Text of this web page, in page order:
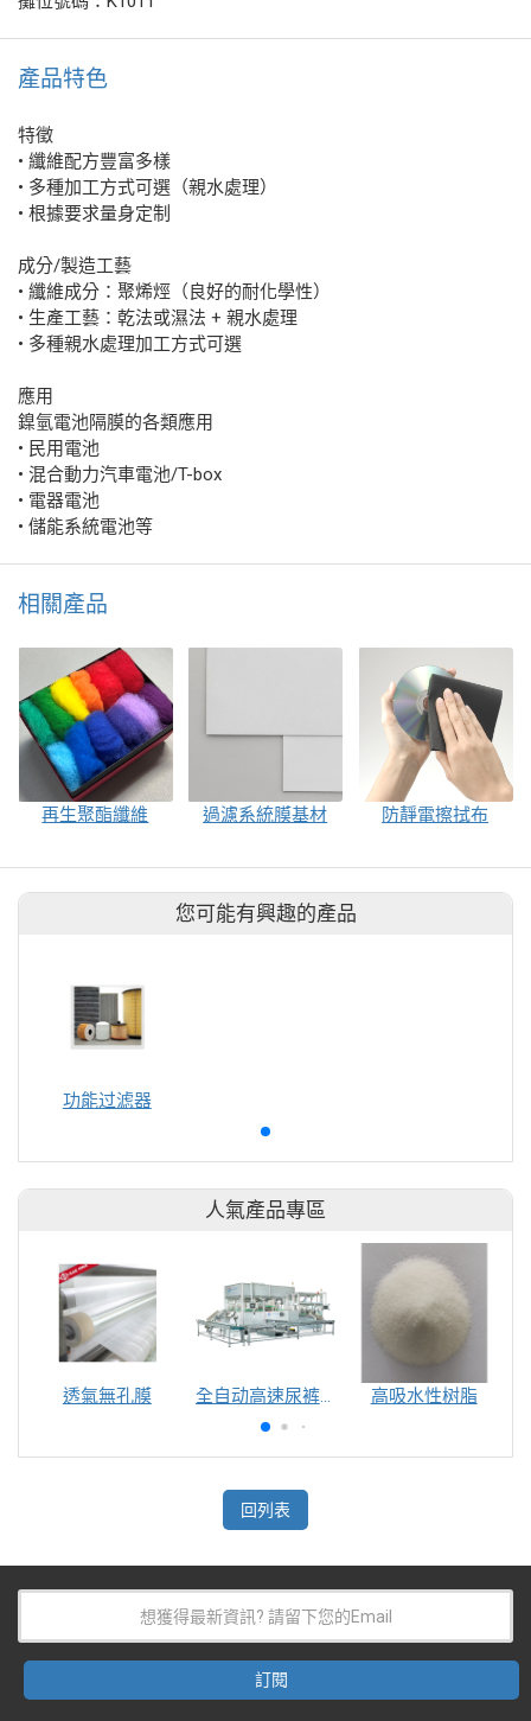
產品特色
特徵
• 纖維配方豐富多樣
• 多種加工方式可選（親水處理）
• 根據要求量身定制
成分/製造工藝
• 纖維成分：聚烯烴（良好的耐化學性）
• 生產工藝：乾法或濕法 + 親水處理
• 多種親水處理加工方式可選
應用
鎳氫電池隔膜的各類應用
• 民用電池
• 混合動力汽車電池/T-box
• 電器電池
• 儲能系統電池等
相關產品
再生聚酯纖維 過濾系統膜基材 防靜電擦拭布
您可能有興趣的產品
功能过滤器
人氣產品專區
透氣無孔膜 全自动高速尿裤包装机（自动换号） 高吸水性树脂
回列表